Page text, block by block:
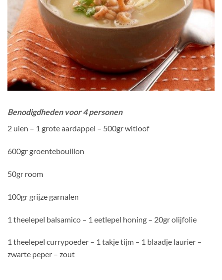
Benodigdheden voor 4 personen
2 uien – 1 grote aardappel – 500gr witloof
600gr groentebouillon
50gr room
100gr grijze garnalen
1 theelepel balsamico – 1 eetlepel honing – 20gr olijfolie
1 theelepel currypoeder – 1 takje tijm – 1 blaadje laurier –
zwarte peper – zout